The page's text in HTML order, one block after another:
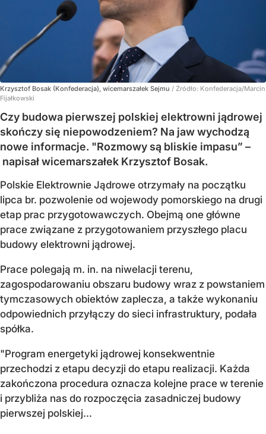
Krzysztof Bosak (Konfederacja), wicemarszałek Sejmu / Źródło: Konfederacja/Marcin
Fijałkowski
Czy budowa pierwszej polskiej elektrowni jądrowej
skończy się niepowodzeniem? Na jaw wychodzą
nowe informacje. "Rozmowy są bliskie impasu” –
napisał wicemarszałek Krzysztof Bosak.
Polskie Elektrownie Jądrowe otrzymały na początku
lipca br. pozwolenie od wojewody pomorskiego na drugi
etap prac przygotowawczych. Obejmą one główne
prace związane z przygotowaniem przyszłego placu
budowy elektrowni jądrowej.
Prace polegają m. in. na niwelacji terenu,
zagospodarowaniu obszaru budowy wraz z powstaniem
tymczasowych obiektów zaplecza, a także wykonaniu
odpowiednich przyłączy do sieci infrastruktury, podała
spółka.
"Program energetyki jądrowej konsekwentnie
przechodzi z etapu decyzji do etapu realizacji. Każda
zakończona procedura oznacza kolejne prace w terenie
i przybliża nas do rozpoczęcia zasadniczej budowy
pierwszej polskiej...